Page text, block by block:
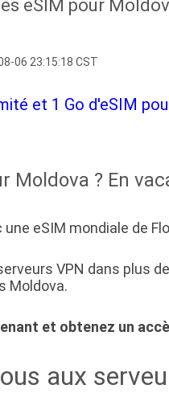
eSIM pour
06 23:15:18 CST
et 1 Go d'eSIM
Moldova ? En
eSIM mondiale de
VPN dans plus
Moldova.
et obtenez un
aux